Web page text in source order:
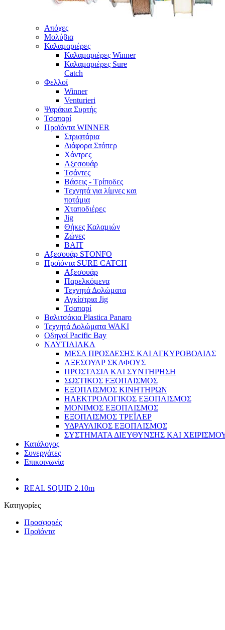
Απόχες
Μολύβια
Καλαμαριέρες
Καλαμαριέρες Winner
Καλαμαριέρες Sure
Catch
Φελλοί
Winner
Venturieri
Ψαράκια Συρτής
Τσαπαρί
Προϊόντα WINNER
Στριφτάρια
Διάφορα Στόπερ
Χάντρες
Αξεσουάρ
Τσάντες
Βάσεις - Τρίποδες
Τεχνητά για λίμνες και
ποτάμια
Χταποδιέρες
Jig
Θήκες Καλαμιών
Ζώνες
BAIT
Αξεσουάρ STONFO
Προϊόντα SURE CATCH
Αξεσουάρ
Παρελκόμενα
Τεχνητά Δολώματα
Αγκίστρια Jig
Τσαπαρί
Βαλιτσάκια Plastica Panaro
Τεχνητά Δολώματα WAKI
Οδηγοί Pacific Bay
ΝΑΥΤΙΛΙΑΚΑ
ΜΕΣΑ ΠΡΟΣΔΕΣΗΣ ΚΑΙ ΑΓΚΥΡΟΒΟΛΙΑΣ
ΑΞΕΣΟΥΑΡ ΣΚΑΦΟΥΣ
ΠΡΟΣΤΑΣΙΑ ΚΑΙ ΣΥΝΤΗΡΗΣΗ
ΣΩΣΤΙΚΟΣ ΕΞΟΠΛΙΣΜΟΣ
ΕΞΟΠΛΙΣΜΟΣ ΚΙΝΗΤΗΡΩΝ
ΗΛΕΚΤΡΟΛΟΓΙΚΟΣ ΕΞΟΠΛΙΣΜΟΣ
ΜΟΝΙΜΟΣ ΕΞΟΠΛΙΣΜΟΣ
ΕΞΟΠΛΙΣΜΟΣ ΤΡΕΪΛΕΡ
ΥΔΡΑΥΛΙΚΟΣ ΕΞΟΠΛΙΣΜΟΣ
ΣΥΣΤΗΜΑΤΑ ΔΙΕΥΘΥΝΣΗΣ ΚΑΙ
Κατάλογος
Συνεργάτες
Επικοινωνία
REAL SQUID 2.10m
Κατηγορίες
Προσφορές
Προϊόντα